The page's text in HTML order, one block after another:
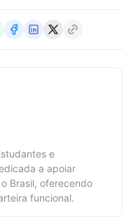
e
a apoiar
Brasil, oferecendo
funcional.